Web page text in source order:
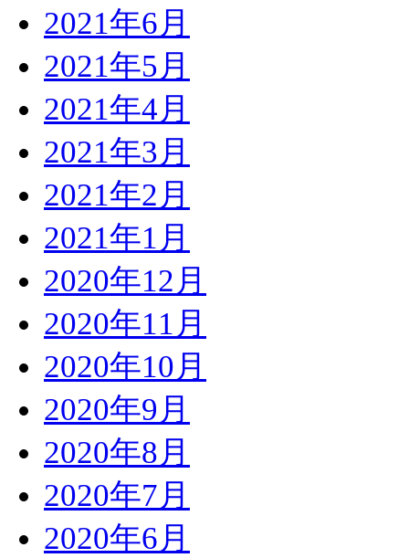
2021年6月
2021年5月
2021年4月
2021年3月
2021年2月
2021年1月
2020年12月
2020年11月
2020年10月
2020年9月
2020年8月
2020年7月
2020年6月